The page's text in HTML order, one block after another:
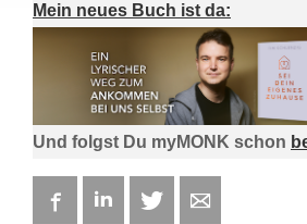
Mein neues Buch ist da:
Und folgst Du myMONK schon
FacebookLinkedIn Twitter